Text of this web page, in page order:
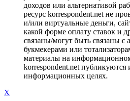
доходов или альтернативой
ресурс korrespondent.net не
и/или виртуальные деньги,
какой форме оплату ставок и
связаны/могут быть связаны с
букмекерами или
материалы на
korrespondent.net публикуются
информационных целях.
X